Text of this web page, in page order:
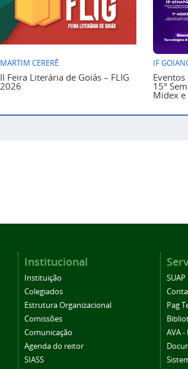
MARTIM CERERÊ
II Feira Literária de Goiás – FLIG
2026
IF
15°
Midex e
Institucional
Instituição
Colegiados
Estrutura Organizacional
Comissões
Comunicação
Agenda do reitor
SIASS
SUAP
Pag
AVA